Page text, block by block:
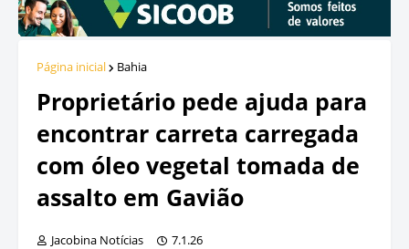
Página inicial Bahia
Proprietário pede ajuda para
encontrar carreta carregada
com óleo vegetal tomada de
assalto em Gavião
Jacobina Notícias 7.1.26